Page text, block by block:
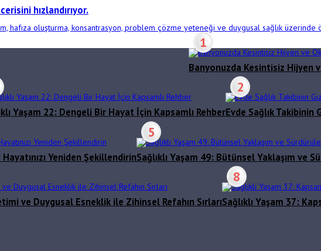
hızlandırıyor.
hafıza oluşturma, konsantrasyon, problem çözme yeteneği ve duygusal sağlık
1
Banyonuzda Kesintisiz Hijyen
2
Evde Sağlık Takibinin
Yaşam 22: Dengeli Bir Hayat İçin Kapsamlı Rehber
5
Sağlıklı Yaşam 49: Bütünsel Yaklaşım ve
Hayatınızı Yeniden Şekillendirin
8
Sağlıklı Yaşam 37:
ve Duygusal Esneklik ile Zihinsel Refahın Sırları